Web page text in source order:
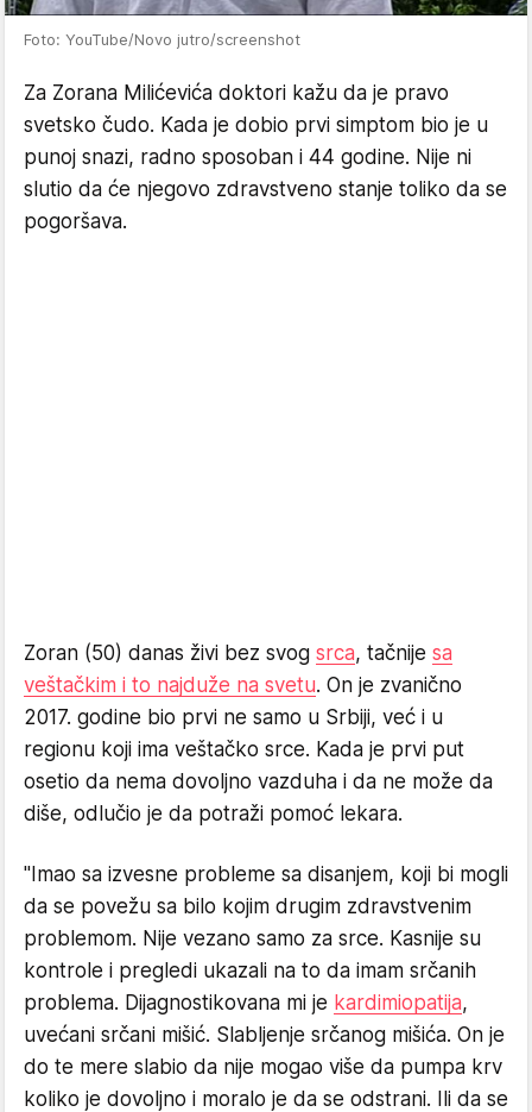
Foto: YouTube/Novo jutro/screenshot
Za Zorana Milićevića doktori kažu da je pravo
svetsko čudo. Kada je dobio prvi simptom bio je u
punoj snazi, radno sposoban i 44 godine. Nije ni
slutio da će njegovo zdravstveno stanje toliko da se
pogoršava.
Zoran (50) danas živi bez svog srca, tačnije sa
veštačkim i to najduže na svetu. On je zvanično
2017. godine bio prvi ne samo u Srbiji, već i u
regionu koji ima veštačko srce. Kada je prvi put
osetio da nema dovoljno vazduha i da ne može da
diše, odlučio je da potraži pomoć lekara.
"Imao sa izvesne probleme sa disanjem, koji bi mogli
da se povežu sa bilo kojim drugim zdravstvenim
problemom. Nije vezano samo za srce. Kasnije su
kontrole i pregledi ukazali na to da imam srčanih
problema. Dijagnostikovana mi je kardimiopatija,
uvećani srčani mišić. Slabljenje srčanog mišića. On je
do te mere slabio da nije mogao više da pumpa krv
koliko je dovoljno i moralo je da se odstrani. Ili da se